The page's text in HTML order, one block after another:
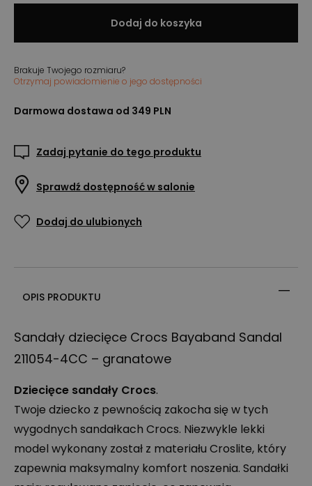
Dodaj do koszyka
Brakuje Twojego rozmiaru?
Otrzymaj powiadomienie o jego dostępności
Darmowa dostawa od 349 PLN
Zadaj pytanie do tego produktu
Sprawdź dostępność w salonie
Dodaj do ulubionych
OPIS PRODUKTU
Sandały dziecięce Crocs Bayaband Sandal
211054-4CC – granatowe
Dziecięce sandały Crocs.
Twoje dziecko z pewnością zakocha się w tych
wygodnych sandałkach Crocs. Niezwykle lekki
model wykonany został z materiału Croslite, który
zapewnia maksymalny komfort noszenia. Sandałki